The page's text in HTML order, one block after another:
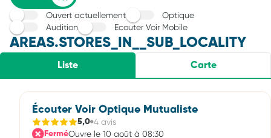
Ouvert actuellement
Optique
Audition
Ecouter Voir Mobile
AREAS.STORES_IN__SUB_LOCALITY
Liste Carte
Écouter Voir Optique Mutualiste
5,0 4 avis
FerméOuvre le 10 août à 08:30